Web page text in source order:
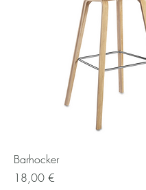
Barhocker
Preis
18,00 €